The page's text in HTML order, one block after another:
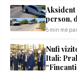
person,
5 min më
Nufi
Itali: